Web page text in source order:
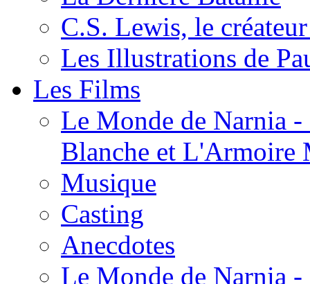
C.S. Lewis, le
Les Illustrations de
Les Films
Le Monde de Narnia
Blanche et L'Armoire
Musique
Casting
Anecdotes
Le Monde de Narnia